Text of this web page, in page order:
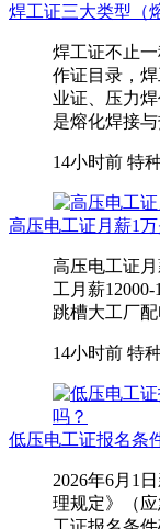
焊工证三大类型（
焊工证不止
作证目录，
业证、压力
是熔化焊接
14小时前 特
高压电工证月薪1
高压电工证
工月薪
跳槽大工厂
14小时前 特
低压电工证报名条
2026年6月1
理规定》（